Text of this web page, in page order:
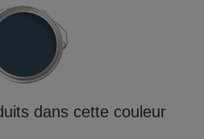
dans cette couleur